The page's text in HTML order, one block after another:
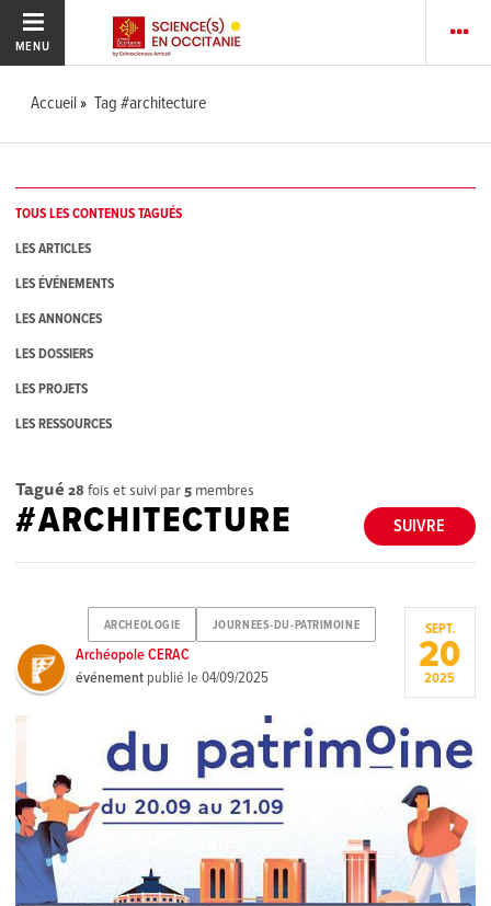
MENU
Accueil Tag #architecture
TOUS LES CONTENUS TAGUÉS
LES ARTICLES
LES ÉVÉNEMENTS
LES ANNONCES
LES DOSSIERS
LES PROJETS
LES RESSOURCES
Tagué 28 fois et suivi par 5 membres
SUIVRE
#ARCHITECTURE
ARCHEOLOGIE JOURNEES-DU-PATRIMOINE
Archéopole CERAC
événement publié le04/09/2025
SEPT.
20
2025